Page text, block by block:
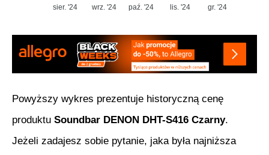
sier. '24 wrz. '24 paź. '24 lis. '24 gr. '24
Powyższy wykres prezentuje historyczną cenę
produktu Soundbar DENON DHT-S416 Czarny.
Jeżeli zadajesz sobie pytanie, jaka była najniższa